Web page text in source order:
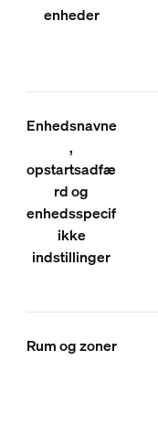
enheder
Enhedsnavne
,
opstartsadfæ
rd og
enhedsspecif
ikke
indstillinger
Rum og zoner